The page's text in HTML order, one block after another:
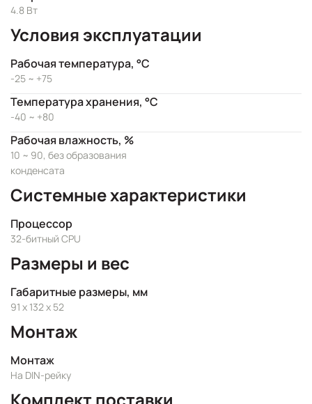
4.8 Вт
Условия эксплуатации
Рабочая температура, °C
-25 ~ +75
Температура хранения, °C
-40 ~ +80
Рабочая влажность, %
10 ~ 90, без образования
конденсата
Системные характеристики
Процессор
32-битный CPU
Размеры и вес
Габаритные размеры, мм
91 x 132 x 52
Монтаж
Монтаж
На DIN-рейку